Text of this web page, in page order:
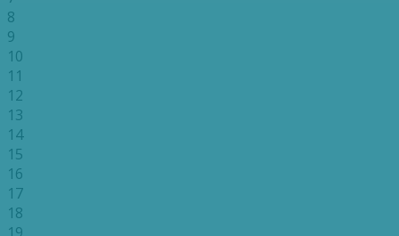
8
9
10
11
12
13
14
15
16
17
18
19